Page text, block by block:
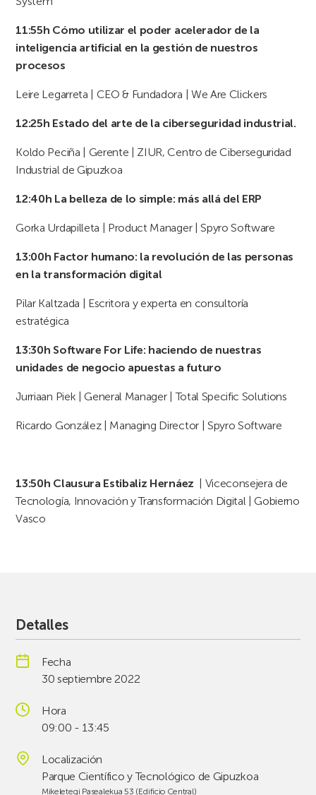
11:55h Cómo utilizar el poder acelerador de la
inteligencia artificial en la gestión de nuestros
procesos
Leire Legarreta | CEO & Fundadora | We Are Clickers
12:25h Estado del arte de la ciberseguridad industrial.
Koldo Peciña | Gerente | ZIUR, Centro de Ciberseguridad
Industrial de Gipuzkoa
12:40h La belleza de lo simple: más allá del ERP
Gorka Urdapilleta | Product Manager | Spyro Software
13:00h Factor humano: la revolución de las personas
en la transformación digital
Pilar Kaltzada | Escritora y experta en consultoría
estratégica
13:30h Software For Life: haciendo de nuestras
unidades de negocio apuestas a futuro
Jurriaan Piek | General Manager | Total Specific Solutions
Ricardo González | Managing Director | Spyro Software
13:50h Clausura Estibaliz Hernáez | Viceconsejera de
Tecnología, Innovación y Transformación Digital | Gobierno
Vasco
Detalles
Fecha
30 septiembre 2022
Hora
09:00 - 13:45
Localización
Parque Científico y Tecnológico de Gipuzkoa
Mikeletegi Pasealekua 53 (Edificio Central)